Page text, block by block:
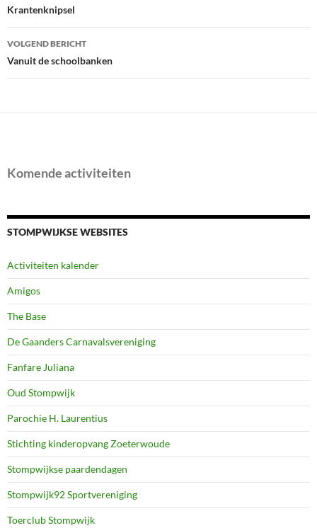
navigatie
Krantenknipsel
VOLGEND BERICHT
Vanuit de schoolbanken
Komende activiteiten
STOMPWIJKSE WEBSITES
Activiteiten kalender
Amigos
The Base
De Gaanders Carnavalsvereniging
Fanfare Juliana
Oud Stompwijk
Parochie H. Laurentius
Stichting kinderopvang Zoeterwoude
Stompwijkse paardendagen
Stompwijk92 Sportvereniging
Toerclub Stompwijk